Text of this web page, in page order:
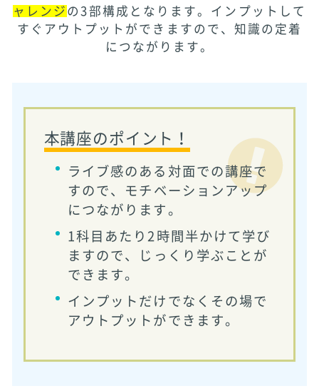
ャレンジ の3部構成となります。 インプットして
すぐアウトプットができますので、 知識の定着
につながります。
本講座のポイント！
ライブ感のある対面での講座で
すので、 モチベーションアップ
につながります。
1科目あたり2時間半かけて学び
ますので、
じっくり学ぶことが
できます。
インプットだけでなくその場で
アウトプットができます。